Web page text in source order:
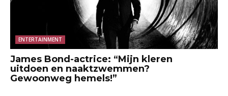
ENTERTAINMENT
James Bond-actrice: “Mijn kleren
uitdoen en naaktzwemmen?
Gewoonweg hemels!”